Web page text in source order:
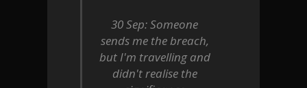
30 Sep: Someone
sends me the breach,
but I'm travelling and
didn't realise the